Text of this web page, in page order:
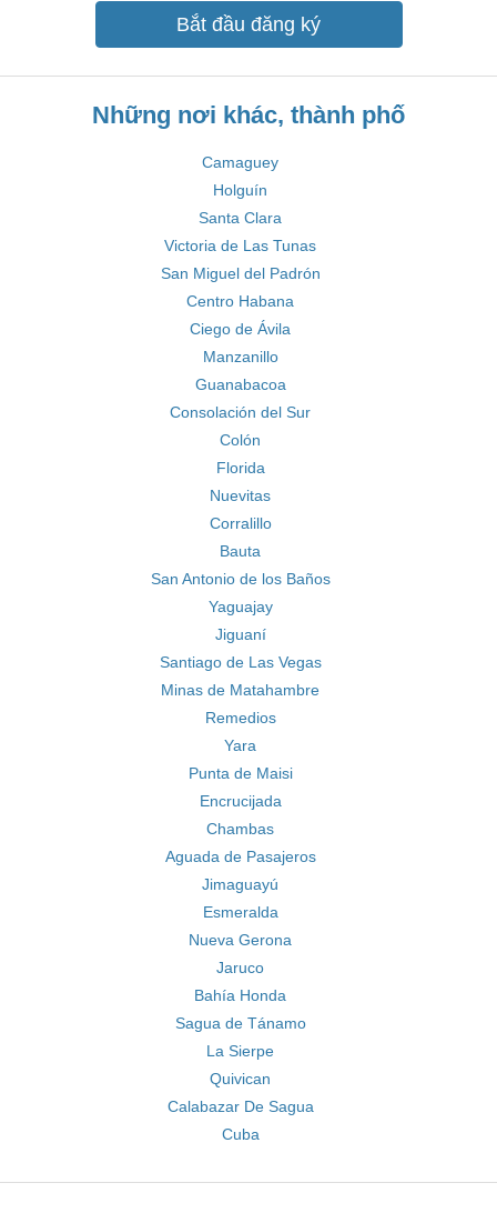
Bắt đầu đăng ký
Những nơi khác, thành phố
Camaguey
Holguín
Santa Clara
Victoria de Las Tunas
San Miguel del Padrón
Centro Habana
Ciego de Ávila
Manzanillo
Guanabacoa
Consolación del Sur
Colón
Florida
Nuevitas
Corralillo
Bauta
San Antonio de los Baños
Yaguajay
Jiguaní
Santiago de Las Vegas
Minas de Matahambre
Remedios
Yara
Punta de Maisi
Encrucijada
Chambas
Aguada de Pasajeros
Jimaguayú
Esmeralda
Nueva Gerona
Jaruco
Bahía Honda
Sagua de Tánamo
La Sierpe
Quivican
Calabazar De Sagua
Cuba